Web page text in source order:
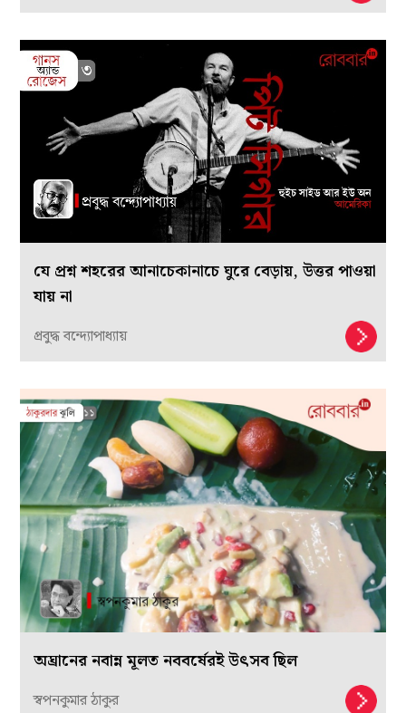
যে প্রশ্ন শহরের আনাচেকানাচে ঘুরে বেড়ায়, উত্তর পাওয়া
যায় না
প্রবুদ্ধ বন্দ্যোপাধ্যায়
অঘ্রানের নবান্ন মূলত নববর্ষেরই উৎসব ছিল
স্বপনকুমার ঠাকুর